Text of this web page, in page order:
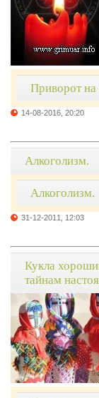
Приворот
14-08-2016, 20:20
Алкоголизм.
Алкоголизм.
31-12-2011, 12:03
Кукла
тайнам